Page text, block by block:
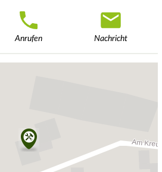
Anrufen Nachricht